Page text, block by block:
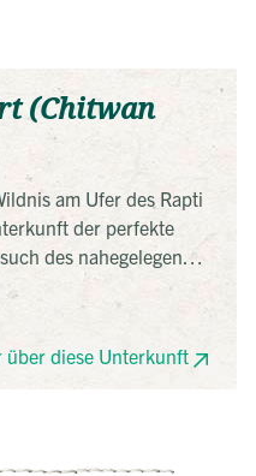
(Chitwan
am Ufer des Rapti
der perfekte
des nahegelegenen
verfügt über
und eine
über diese Unterkunft